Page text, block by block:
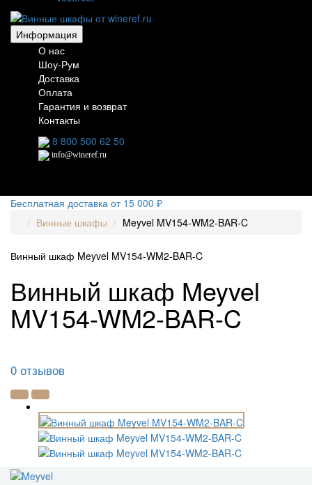
Информация
О нас
Шоу-Рум
Доставка
Оплата
Гарантия и возврат
Контакты
8 800 500 62 50
info@wineref.ru
Бесплатная доставка от 15 000 ₽
Винные шкафы
Meyvel MV154-WM2-BAR-C
Винный шкаф Meyvel MV154-WM2-BAR-C
Винный шкаф Meyvel
MV154-WM2-BAR-C
0 отзывов